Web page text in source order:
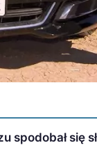
spodobał się